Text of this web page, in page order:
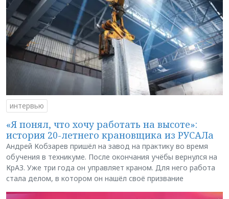
интервью
«Я понял, что хочу работать на высоте»:
история 20-летнего крановщика из РУСАЛа
Андрей Кобзарев пришёл на завод на практику во время
обучения в техникуме. После окончания учёбы вернулся на
КрАЗ. Уже три года он управляет краном. Для него работа
стала делом, в котором он нашёл своё призвание